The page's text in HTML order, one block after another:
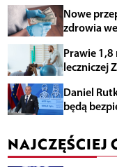
Nowe
zdrowia
Prawie
leczniczej
Daniel
będą
NAJCZĘŚCIEJ